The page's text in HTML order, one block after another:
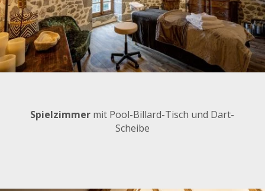
Spielzimmer mit Pool-Billard-Tisch und Dart-
Scheibe